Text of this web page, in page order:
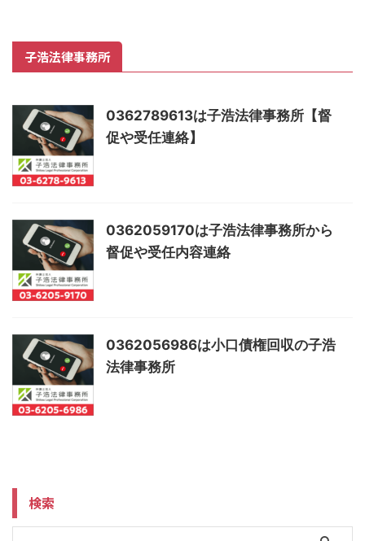
子浩法律事務所
0362789613は子浩法律事務所【督
促や受任連絡】
0362059170は子浩法律事務所から
督促や受任内容連絡
0362056986は小口債権回収の子浩
法律事務所
検索